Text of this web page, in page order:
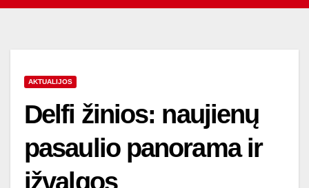
AKTUALIJOS
Delfi žinios: naujienų
pasaulio panorama ir
įžvalgos